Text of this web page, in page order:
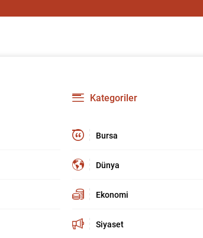
Kategoriler
Bursa
Dünya
Ekonomi
Siyaset